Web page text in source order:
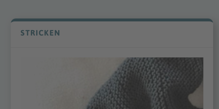
STRICKEN